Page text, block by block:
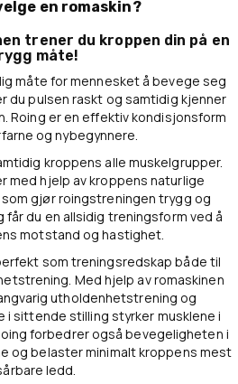
en romaskin?
trener du kroppen din på en
måte!
måte for mennesket å bevege seg
du pulsen raskt og samtidig kjenner
Roing er en effektiv kondisjonsform
og nybegynnere.
kroppens alle muskelgrupper.
med hjelp av kroppens naturlige
gjør roingstreningen trygg og
får du en allsidig treningsform ved å
motstand og hastighet.
som treningsredskap både til
Med hjelp av romaskinen
utholdenhetstrening og
i sittende stilling styrker musklene i
forbedrer også bevegeligheten i
og belaster minimalt kroppens mest
ledd.